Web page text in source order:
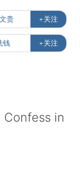
贵 +关注
钱 +关注
Confess in